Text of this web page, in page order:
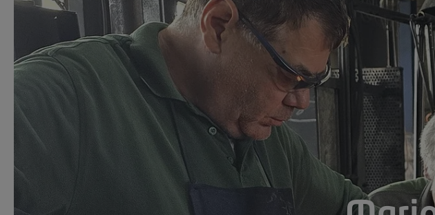
Austausch von Ideen und Unterstützung.
Engagement & Vernetzung in der Region : Ob im
oder in der Zusammenarbeit mit der Wirtschaftsförderung des
Unternehmen setzt sich für die Region Altmühlfranken und